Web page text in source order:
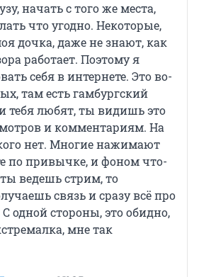
начать с того же места,
что угодно. Некоторые,
дочка, даже не знают, как
работает. Поэтому я
себя в интернете. Это во-
там есть гамбургский
тебя любят, ты видишь это
и комментариям. На
нет. Многие нажимают
по привычке, и фоном что-
ведешь стрим, то
связь и сразу всё про
одной стороны, это обидно,
мне так